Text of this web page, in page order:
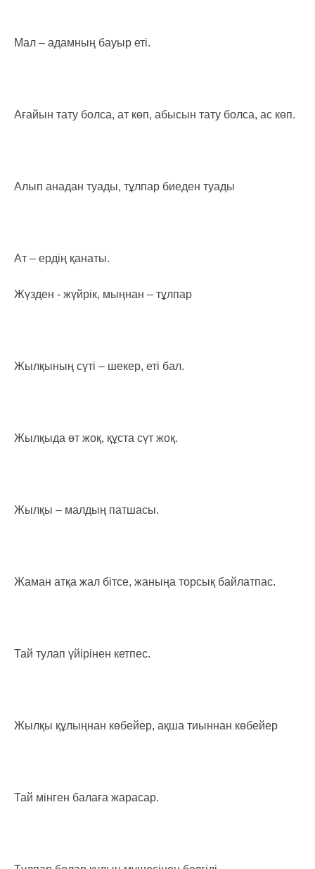
Мал – адамның бауыр еті.
Ағайын тату болса, ат көп, абысын тату болса, ас көп.
Алып анадан туады, тұлпар биеден туады
Ат – ердің қанаты.
Жүзден - жүйрік, мыңнан – тұлпар
Жылқының сүті – шекер, еті бал.
Жылқыда өт жоқ, құста сүт жоқ.
Жылқы – малдың патшасы.
Жаман атқа жал бітсе, жаныңа торсық байлатпас.
Тай тулап үйірінен кетпес.
Жылқы құлыңнан көбейер, ақша тиыннан көбейер
Тай мінген балаға жарасар.